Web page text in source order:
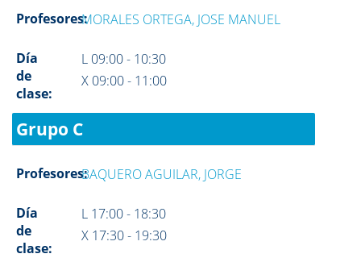
Profesores:MORALES ORTEGA, JOSE MANUEL
Día
de
clase:
L 09:00 - 10:30
X 09:00 - 11:00
Grupo C
Profesores:BAQUERO AGUILAR, JORGE
Día
de
clase:
L 17:00 - 18:30
X 17:30 - 19:30